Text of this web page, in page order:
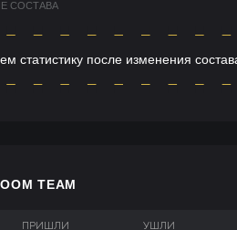
СОСТАВА
статистику после изменения
TEAM
ПРИШЛИ УШЛИ